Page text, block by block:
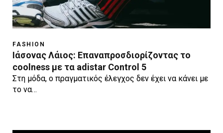
FASHION
Ιάσονας Λάιος: Επαναπροσδιορίζοντας το
coolness με τα adistar Control 5
Στη μόδα, ο πραγματικός έλεγχος δεν έχει να κάνει με
το να…